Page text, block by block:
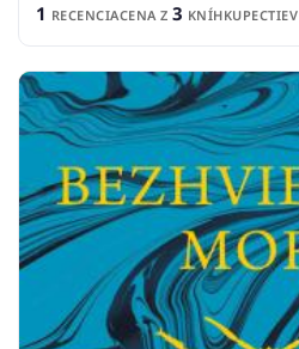
1 RECENCIACENA Z 3 KNÍHKUPECTIEV